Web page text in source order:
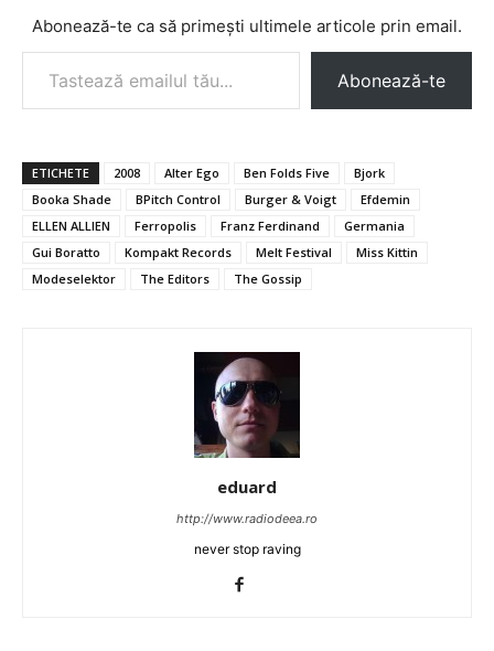
Abonează-te ca să primești ultimele articole prin email.
Tastează emailul tău...
Abonează-te
ETICHETE 2008 Alter Ego Ben Folds Five
Bjork
Booka Shade
BPitch Control Burger & Voigt
Efdemin
ELLEN ALLIEN
Ferropolis Franz Ferdinand
Germania
Gui Boratto
Kompakt Records Melt Festival
Miss Kittin
Modeselektor
The Editors The Gossip
eduard
http://www.radiodeea.ro
never stop raving